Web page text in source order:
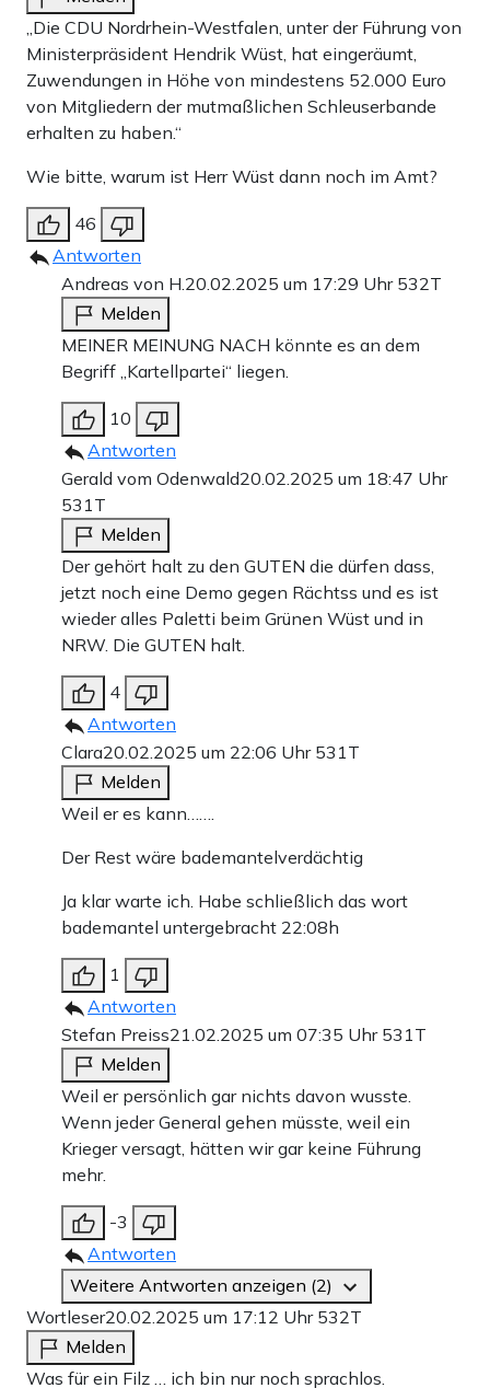
„Die CDU Nordrhein-Westfalen, unter der Führung von
Ministerpräsident Hendrik Wüst, hat eingeräumt,
Zuwendungen in Höhe von mindestens 52.000 Euro
von Mitgliedern der mutmaßlichen Schleuserbande
erhalten zu haben.“
Wie bitte, warum ist Herr Wüst dann noch im Amt?
46
Antworten
Andreas von H.20.02.2025 um 17:29 Uhr 532T
Melden
MEINER MEINUNG NACH könnte es an dem
Begriff „Kartellpartei“ liegen.
10
Antworten
Gerald vom Odenwald20.02.2025 um 18:47 Uhr
531T
Melden
Der gehört halt zu den GUTEN die dürfen dass,
jetzt noch eine Demo gegen Rächtss und es ist
wieder alles Paletti beim Grünen Wüst und in
NRW. Die GUTEN halt.
4
Antworten
Clara20.02.2025 um 22:06 Uhr 531T
Melden
Weil er es kann…….
Der Rest wäre bademantelverdächtig
Ja klar warte ich. Habe schließlich das wort
bademantel untergebracht 22:08h
1
Antworten
Stefan Preiss21.02.2025 um 07:35 Uhr 531T
Melden
Weil er persönlich gar nichts davon wusste.
Wenn jeder General gehen müsste, weil ein
Krieger versagt, hätten wir gar keine Führung
mehr.
-3
Antworten
Weitere Antworten anzeigen (2)
Wortleser20.02.2025 um 17:12 Uhr 532T
Melden
Was für ein Filz … ich bin nur noch sprachlos.